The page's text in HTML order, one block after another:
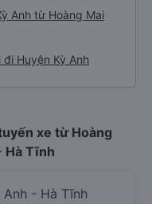
Anh từ Hoàng Mai
Huyện Kỳ Anh
xe từ Hoàng
Hà Tĩnh
- Hà Tĩnh